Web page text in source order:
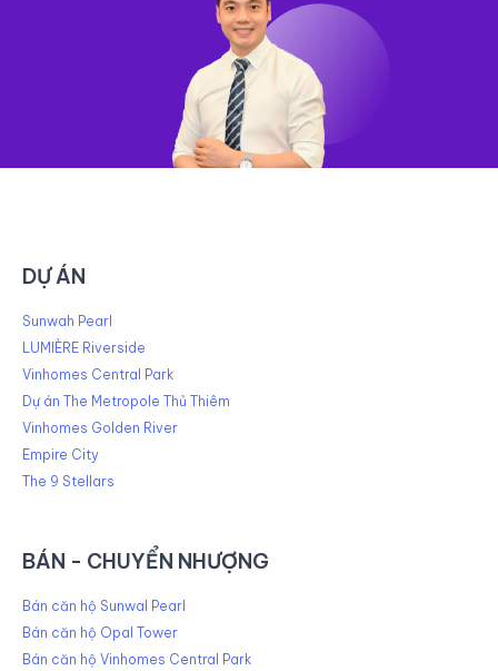
DỰ ÁN
Sunwah Pearl
LUMIÈRE Riverside
Vinhomes Central Park
Dự án The Metropole Thủ Thiêm
Vinhomes Golden River
Empire City
The 9 Stellars
BÁN - CHUYỂN NHƯỢNG
Bán căn hộ Sunwal Pearl
Bán căn hộ Opal Tower
Bán căn hộ Vinhomes Central Park